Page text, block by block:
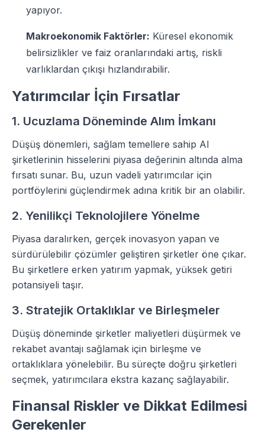
yapıyor.
Makroekonomik Faktörler: Küresel ekonomik
belirsizlikler ve faiz oranlarındaki artış, riskli
varlıklardan çıkışı hızlandırabilir.
Yatırımcılar İçin Fırsatlar
1. Ucuzlama Döneminde Alım İmkanı
Düşüş dönemleri, sağlam temellere sahip AI
şirketlerinin hisselerini piyasa değerinin altında alma
fırsatı sunar. Bu, uzun vadeli yatırımcılar için
portföylerini güçlendirmek adına kritik bir an olabilir.
2. Yenilikçi Teknolojilere Yönelme
Piyasa daralırken, gerçek inovasyon yapan ve
sürdürülebilir çözümler geliştiren şirketler öne çıkar.
Bu şirketlere erken yatırım yapmak, yüksek getiri
potansiyeli taşır.
3. Stratejik Ortaklıklar ve Birleşmeler
Düşüş döneminde şirketler maliyetleri düşürmek ve
rekabet avantajı sağlamak için birleşme ve
ortaklıklara yönelebilir. Bu süreçte doğru şirketleri
seçmek, yatırımcılara ekstra kazanç sağlayabilir.
Finansal Riskler ve Dikkat Edilmesi
Gerekenler